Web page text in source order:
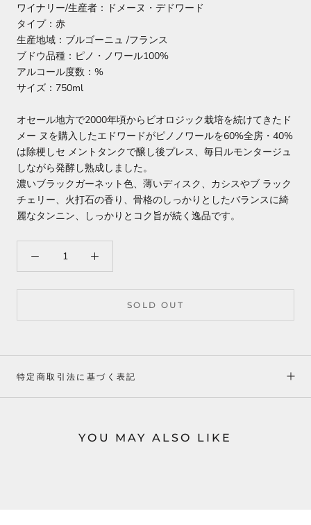
ワイナリー/生産者：ドメーヌ・デドワード
タイプ：赤
生産地域：ブルゴーニュ /フランス
ブドウ品種：ピノ・ノワール100%
アルコール度数：%
サイズ：750ml
オセール地方で2000年頃からビオロジック栽培を続けてきたド
メー ヌを購入したエドワードがピノノワールを60%全房・40%
は除梗しセ メントタンクで醸し後プレス、毎日ルモンタージュ
しながら発酵し熟成しました。
濃いブラックガーネット色、薄いディスク、カシスやブ ラック
チェリー、火打石の香り、骨格のしっかりとしたバランスに綺
麗なタンニン、しっかりとコク旨が続く逸品です。
SOLD OUT
特定商取引法に基づく表記
YOU MAY ALSO LIKE